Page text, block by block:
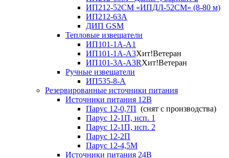
ИП212-52СМ «ИПДЛ-52СМ» (8-80 м)
ИП212-63А
ДИП GSM
Тепловые извещатели
ИП101-1А-А1
ИП101-1А-А3Хит!Ветеран
ИП101-3А-А3RХит!Ветеран
Ручные извещатели
ИП535-8-А
Резервированные источники питания
Источники питания 12В
Парус 12-0,7П (снят с производства)
Парус 12-1П, исп. 1
Парус 12-1П, исп. 2
Парус 12-2П
Парус 12-4,5М
Источники питания 24В